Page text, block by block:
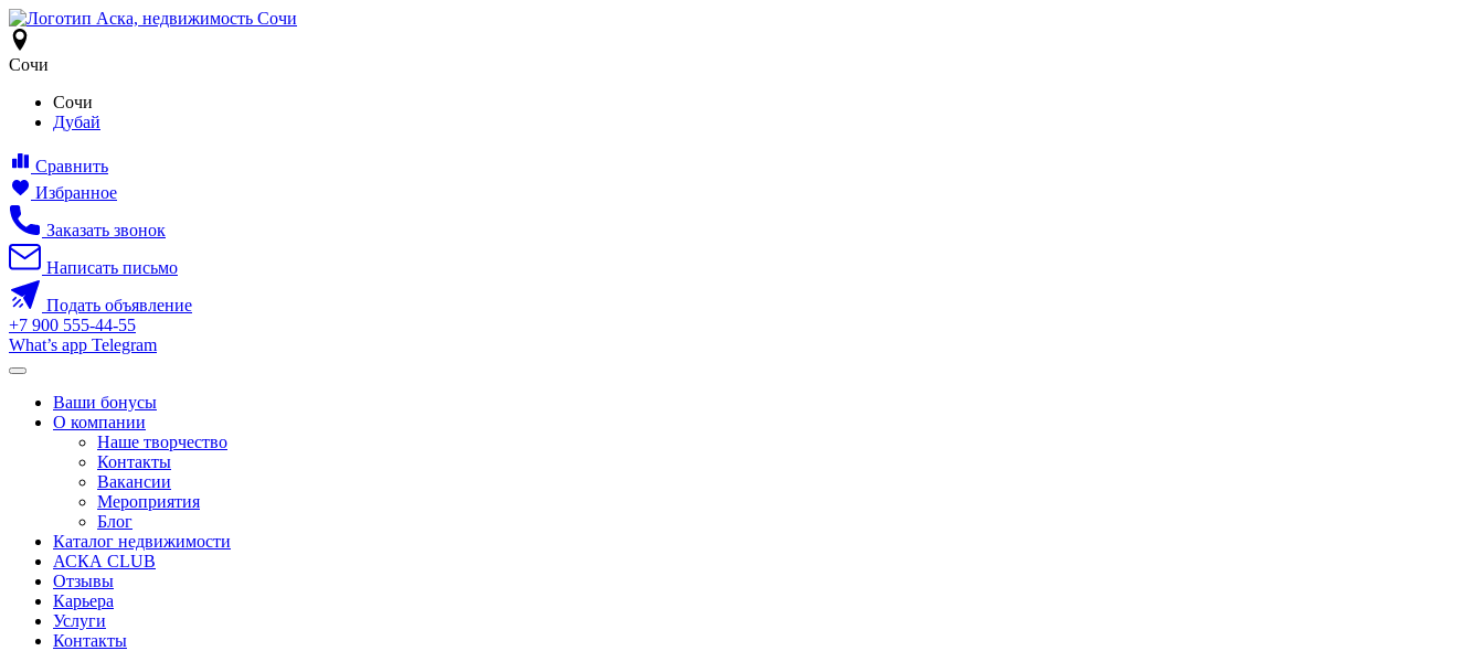
Сочи
Сочи
Дубай
Сравнить
Избранное
Заказать звонок
Написать письмо
Подать объявление
+7 900 555-44-55
What’s app Telegram
Ваши бонусы
О компании
Наше творчество
Контакты
Вакансии
Мероприятия
Блог
Каталог недвижимости
АСКА CLUB
Отзывы
Карьера
Услуги
Контакты